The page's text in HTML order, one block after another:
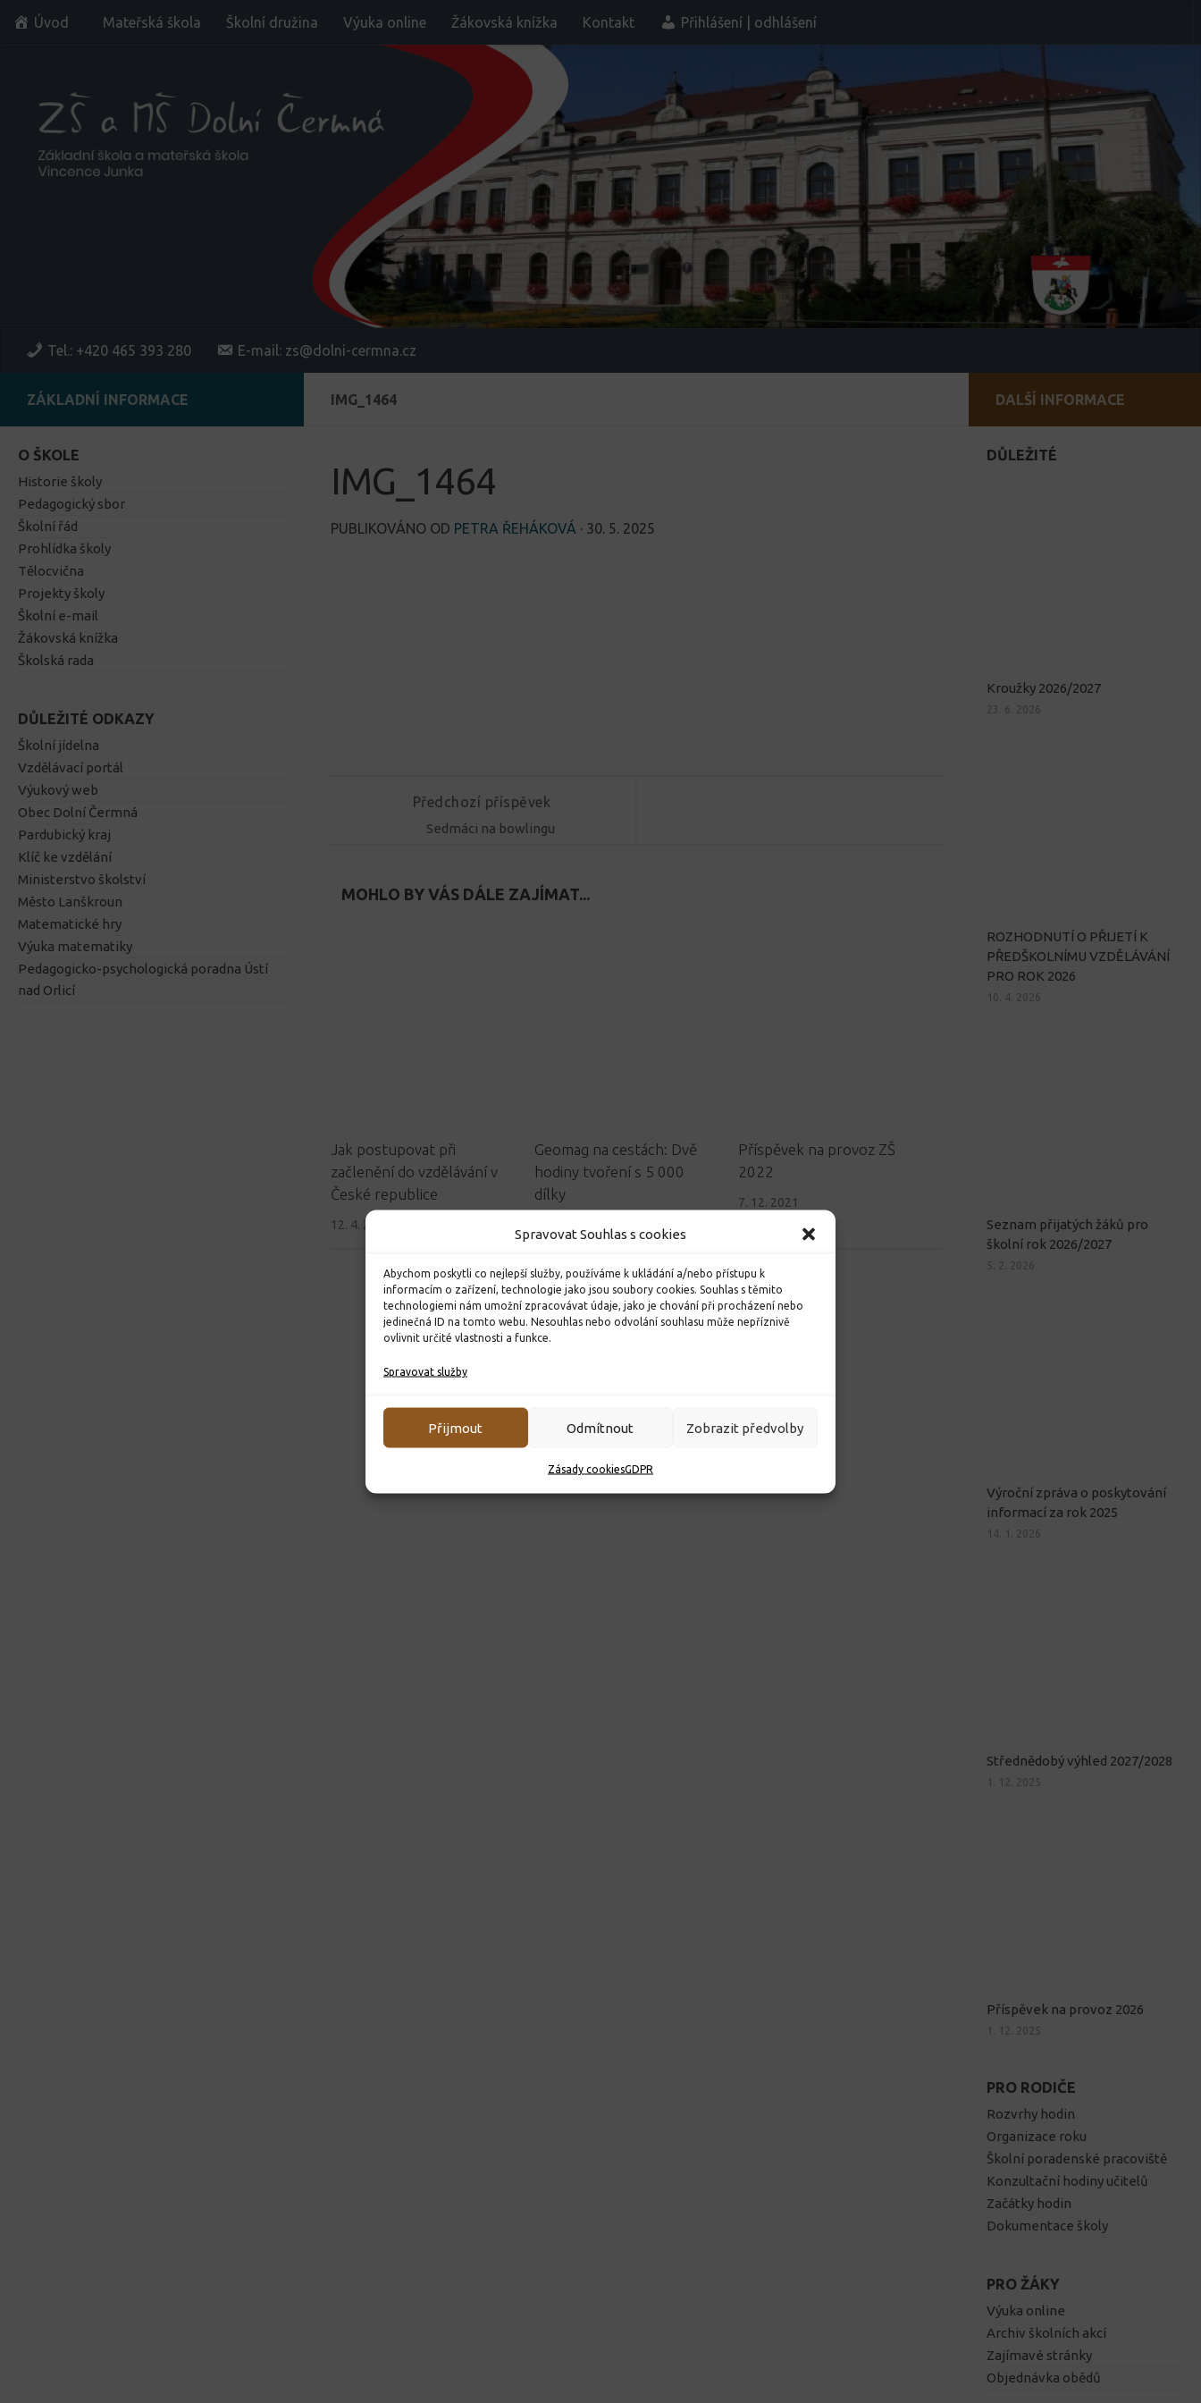
Spravovat Souhlas s cookies
Abychom poskytli co nejlepší služby, používáme k ukládání a/nebo přístupu k
informacím o zařízení, technologie jako jsou soubory cookies. Souhlas s těmito
technologiemi nám umožní zpracovávat údaje, jako je chování při procházení nebo
jedinečná ID na tomto webu. Nesouhlas nebo odvolání souhlasu může nepříznivě
ovlivnit určité vlastnosti a funkce.
Spravovat služby
Přijmout Odmítnout Zobrazit předvolby
Zásady cookiesGDPR
Skip to content
Úvod Mateřská škola Školní družina Výuka online Žákovská knížka Kontakt Přihlášení | odhlášení
Tel.: +420 465 393 280 E-mail: zs@dolni-cermna.cz
IMG_1464
IMG_1464
PUBLIKOVÁNO OD PETRA ŘEHÁKOVÁ · 30. 5. 2025
Předchozí příspěvek
Sedmáci na bowlingu
MOHLO BY VÁS DÁLE ZAJÍMAT...
Jak postupovat při
začlenění do vzdělávání v
České republice
12. 4. 2022
Geomag na cestách: Dvě
hodiny tvoření s 5 000
dílky
Příspěvek na provoz ZŠ
2022
7. 12. 2021
ZÁKLADNÍ INFORMACE
O ŠKOLE
Historie školy
Pedagogický sbor
Školní řád
Prohlídka školy
Tělocvična
Projekty školy
Školní e-mail
Žákovská knížka
Školská rada
DŮLEŽITÉ ODKAZY
Školní jídelna
Vzdělávací portál
Výukový web
Obec Dolní Čermná
Pardubický kraj
Klíč ke vzdělání
Ministerstvo školství
Město Lanškroun
Matematické hry
Výuka matematiky
Pedagogicko-psychologická poradna Ústí
nad Orlicí
DALŠÍ INFORMACE
DŮLEŽITÉ
Kroužky 2026/2027
23. 6. 2026
ROZHODNUTÍ O PŘIJETÍ K
PŘEDŠKOLNÍMU VZDĚLÁVÁNÍ
PRO ROK 2026
10. 4. 2026
Seznam přijatých žáků pro
školní rok 2026/2027
5. 2. 2026
Výroční zpráva o poskytování
informací za rok 2025
14. 1. 2026
Střednědobý výhled 2027/2028
1. 12. 2025
Příspěvek na provoz 2026
1. 12. 2025
PRO RODIČE
Rozvrhy hodin
Organizace roku
Školní poradenské pracoviště
Konzultační hodiny učitelů
Začátky hodin
Dokumentace školy
PRO ŽÁKY
Výuka online
Archiv školních akcí
Zajímavé stránky
Objednávka obědů